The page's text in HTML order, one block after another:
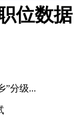
位数据
”分级...